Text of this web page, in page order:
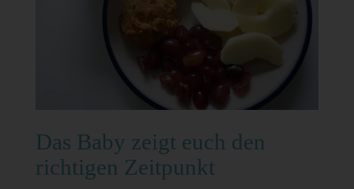
Das Baby zeigt euch den
richtigen Zeitpunkt